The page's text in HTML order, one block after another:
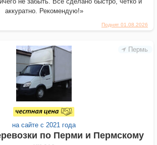
Поднят 01.08.2026
аккуратно. Рекомендую!»
Пермь
на сайте с 2021 года
по Перми и Пермскому